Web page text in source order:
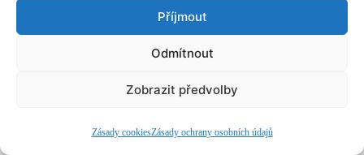
Příjmout
Odmítnout
Zobrazit předvolby
Zásady cookiesZásady ochrany osobních údajů